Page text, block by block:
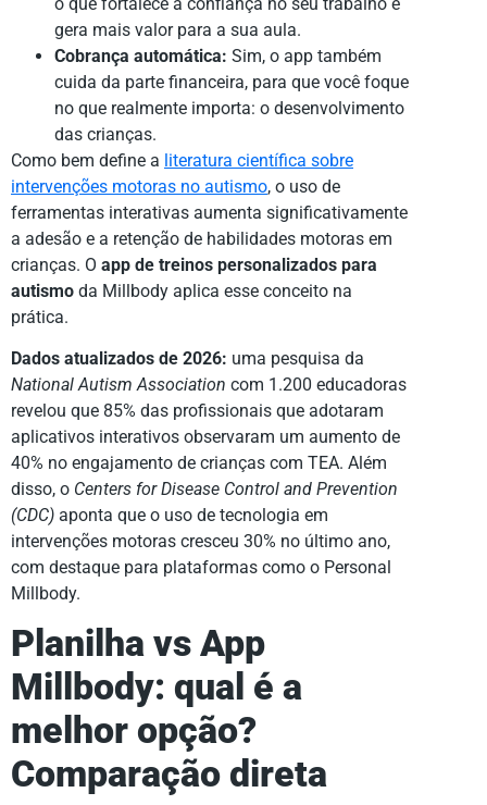
gera mais valor para a sua aula.
Cobrança automática: Sim, o app também
cuida da parte financeira, para que você foque
no que realmente importa: o desenvolvimento
das crianças.
Como bem define a literatura científica sobre
intervenções motoras no autismo, o uso de
ferramentas interativas aumenta significativamente
a adesão e a retenção de habilidades motoras em
crianças. O app de treinos personalizados para
autismo da Millbody aplica esse conceito na
prática.
Dados atualizados de 2026: uma pesquisa da
National Autism Association com 1.200 educadoras
revelou que 85% das profissionais que adotaram
aplicativos interativos observaram um aumento de
40% no engajamento de crianças com TEA. Além
disso, o Centers for Disease Control and Prevention
(CDC) aponta que o uso de tecnologia em
intervenções motoras cresceu 30% no último ano,
com destaque para plataformas como o Personal
Millbody.
Planilha vs App
Millbody: qual é a
melhor opção?
Comparação direta